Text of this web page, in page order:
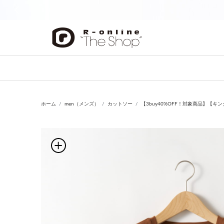
ホーム men（メンズ） カットソー 【3buy40%OFF！対象商品】【キ